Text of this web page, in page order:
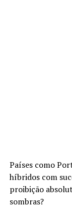
Países como
híbridos com
proibição
sombras?